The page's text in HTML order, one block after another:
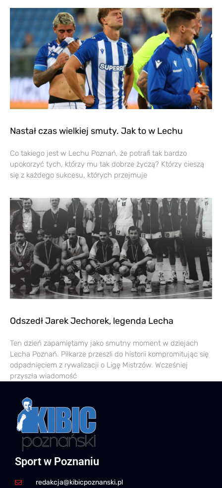
Nastał czas wielkiej smuty. Jak to w Lechu
Co takiego jest w Lechu Poznań, że potrafi tak bardzo
upokorzyć tych, którzy mu tak dobrze życzą? Którzy cieszą
się z każdego sukcesu, których przejmuje
Odszedł Jarek Jechorek, legenda Lecha
Ten dzień zapamiętamy jako smutny moment w dziejach
Lecha Poznań. Piłkarze przeszli do historii kompromitując się
odpadnięciem z rywalizacji o Ligę Mistrzów. Wcześniej
przyszła wiadomość
Sport w Poznaniu
redakcja@kibicpoznanski.pl